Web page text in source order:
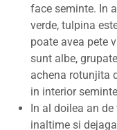
face seminte. In
verde, tulpina
poate avea pete
sunt albe,
achena rotunjita
in interior
In al doilea an
inaltime si